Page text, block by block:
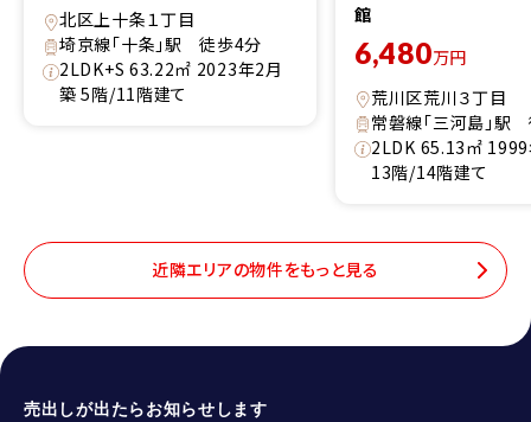
北区上十条１丁目
埼京線「十条」駅 徒歩4分
2LDK+S 63.22㎡ 2023年2月
築 5階/11階建て
館
6,480万円
荒川区荒川３丁目
常磐線「三河島」駅
2LDK 65.13㎡
13階/14階建て
近隣エリアの物件をもっと見る
売出しが出たらお知らせします